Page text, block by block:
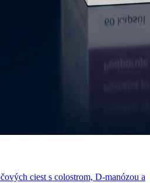
ciest s colostrom, D-manózou a